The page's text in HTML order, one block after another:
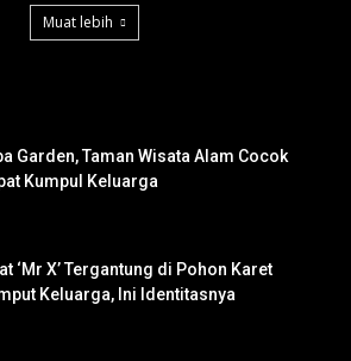
Muat lebih
Garden, Taman Wisata Alam Cocok
Kumpul Keluarga
‘Mr X’ Tergantung di Pohon Karet
Keluarga, Ini Identitasnya